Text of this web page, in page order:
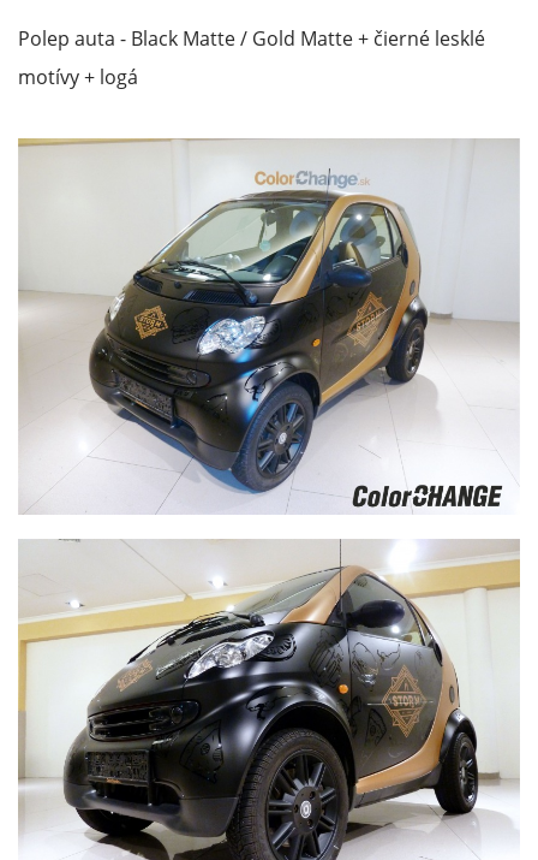
Polep auta - Black Matte / Gold Matte + čierné lesklé
motívy + logá
Smart - použitá wrap fólia čierná matná / zlatá matná /
čierná lesklá na motívy